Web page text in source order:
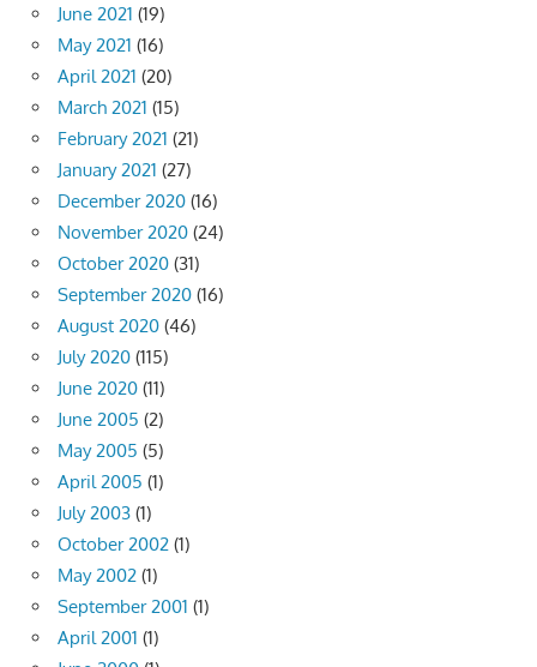
June 2021 (19)
May 2021 (16)
April 2021 (20)
March 2021 (15)
February 2021 (21)
January 2021 (27)
December 2020 (16)
November 2020 (24)
October 2020 (31)
September 2020 (16)
August 2020 (46)
July 2020 (115)
June 2020 (11)
June 2005 (2)
May 2005 (5)
April 2005 (1)
July 2003 (1)
October 2002 (1)
May 2002 (1)
September 2001 (1)
April 2001 (1)